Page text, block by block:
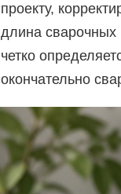
проекту,
длина
четко
окончательно